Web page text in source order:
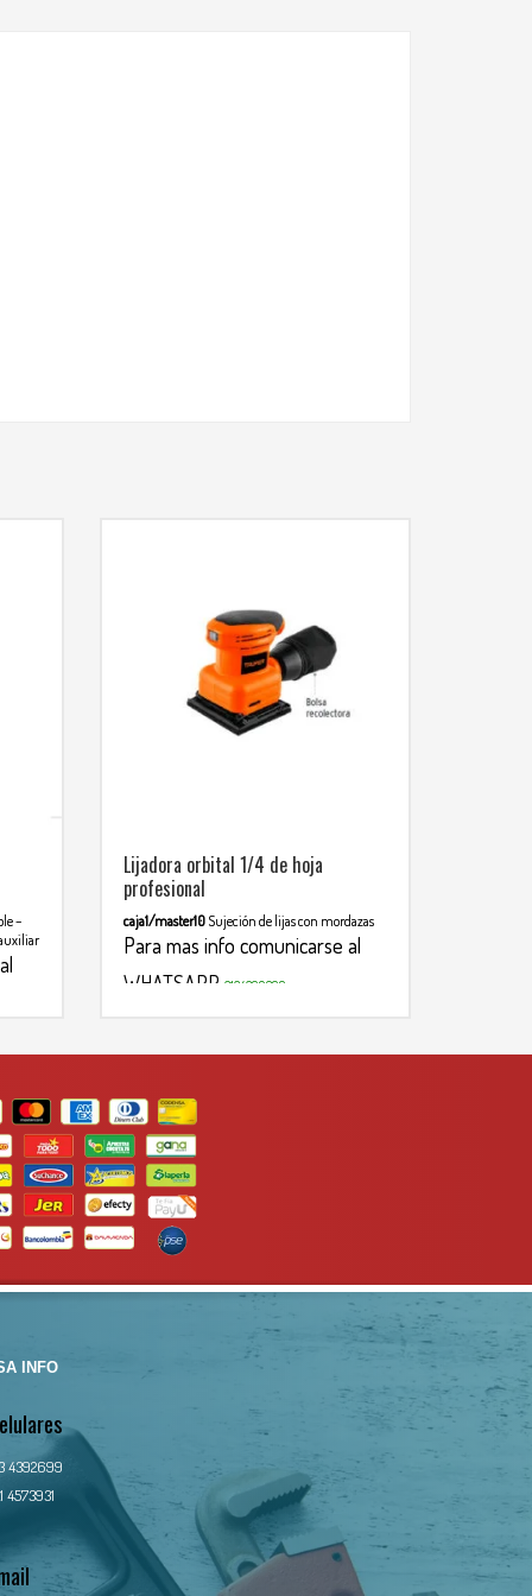
–
Lijadora orbital 1/4 de hoja
profesional
caja1/master10 Sujeción de lijas con mordazas
Para mas info comunicarse al
WHATSAPP 3134392699
INFO
4392699
4573931